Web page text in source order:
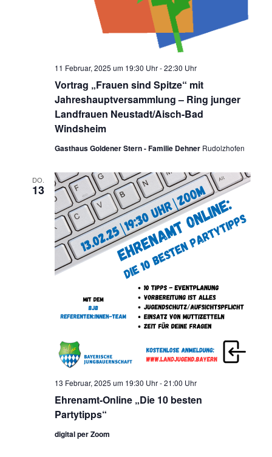
Vortrag „Frauen sind Spitze“ mit
Jahreshauptversammlung – Ring junger
Landfrauen Neustadt/Aisch-Bad
Windsheim
11 Februar, 2025 um 19:30 Uhr-22:30 Uhr
Gasthaus Goldener Stern - Familie Dehner Rudolzhofen
DO.
13
Ehrenamt-Online „Die 10 besten
Partytipps“
13 Februar, 2025 um 19:30 Uhr-21:00 Uhr
digital per Zoom